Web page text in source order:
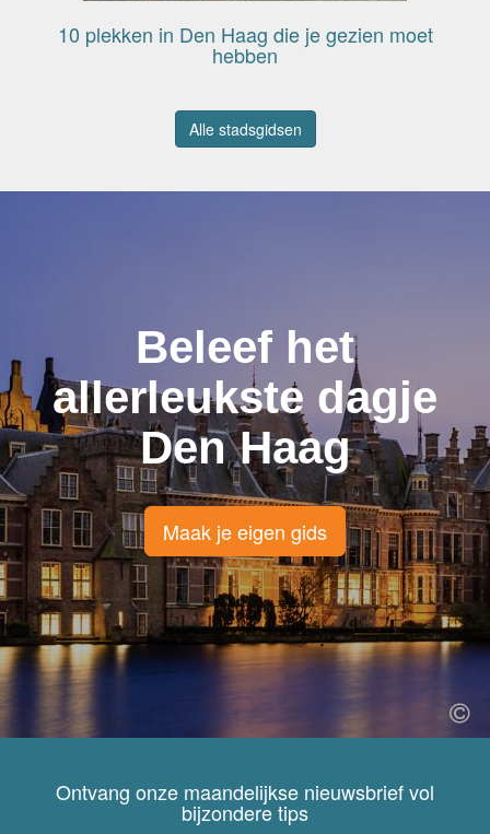
10 plekken in Den Haag die je gezien moet
hebben
Alle stadsgidsen
Beleef het
allerleukste dagje
Den Haag
Maak je eigen gids
Ontvang onze maandelijkse nieuwsbrief vol
bijzondere tips